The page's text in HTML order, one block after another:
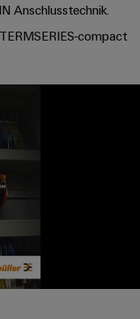
Anschlusstechnik.​
compact